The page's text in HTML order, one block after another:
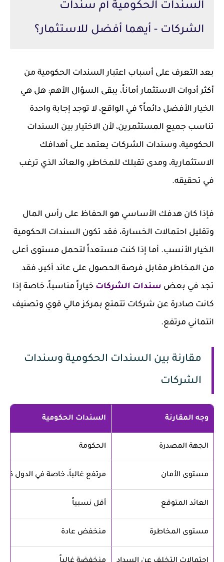
السندات الحكومية أم سندات
الشركات - أيهما أفضل للاستثمار؟
بعد التعرف على أسباب اعتبار السندات الحكومية من
أكثر أدوات الاستثمار أماناً، يبقى السؤال الأهم: هل هي
الخيار الأفضل دائماً؟ في الواقع، لا توجد إجابة واحدة
تناسب جميع المستثمرين، لأن الاختيار بين السندات
الحكومية، وسندات الشركات يعتمد على أهدافك
الاستثمارية، ومدى تقبلك للمخاطر، والعائد الذي ترغب
في تحقيقه.
فإذا كان هدفك الأساسي هو الحفاظ على رأس المال
وتقليل احتمالات الخسارة، فقد تكون السندات الحكومية
الخيار الأنسب. أما إذا كنت مستعداً لتحمل مستوى أعلى
من المخاطر مقابل فرصة الحصول على عائد أكبر، فقد
تجد في بعض سندات الشركات خياراً مناسباً، خاصة إذا
كانت صادرة عن شركات تتمتع بمركز مالي قوي وتصنيف
ائتماني مرتفع.
مقارنة بين السندات الحكومية وسندات
الشركات
وجه المقارنة السندات الحكومية
الجهة المصدرة الحكومة
مستوى الأمان مرتفع غالباً، خاصة في الدول ذات
العائد المتوقع أقل نسبياً
مستوى المخاطرة منخفض عادة